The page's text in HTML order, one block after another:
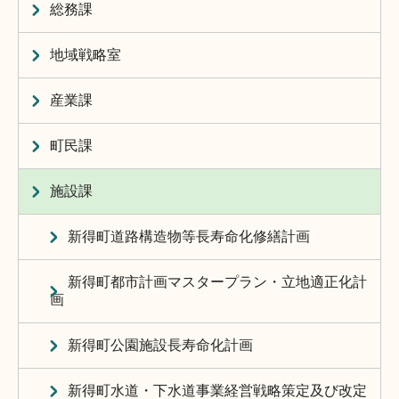
総務課
地域戦略室
産業課
町民課
施設課
新得町道路構造物等長寿命化修繕計画
新得町都市計画マスタープラン・立地適正化計
画
新得町公園施設長寿命化計画
新得町水道・下水道事業経営戦略策定及び改定